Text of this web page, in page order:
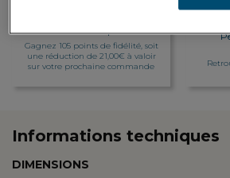
Fidelité récompensée
Gagnez 105 points de fidélité, soit
une réduction de 21,00€ à valoir
sur votre prochaine commande
Informations techniques
DIMENSIONS